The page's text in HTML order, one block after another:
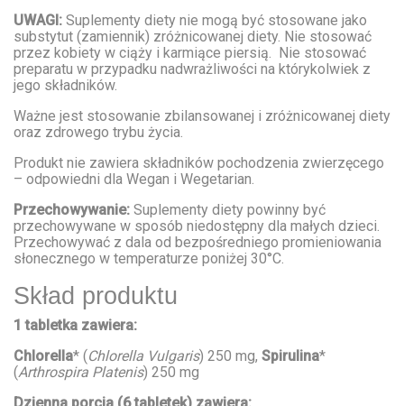
UWAGI: Suplementy diety nie mogą być stosowane jako
substytut (zamiennik) zróżnicowanej diety. Nie stosować
przez kobiety w ciąży i karmiące piersią. Nie stosować
preparatu w przypadku nadwrażliwości na którykolwiek z
jego składników.
Ważne jest stosowanie zbilansowanej i zróżnicowanej diety
oraz zdrowego trybu życia.
Produkt nie zawiera składników pochodzenia zwierzęcego
– odpowiedni dla Wegan i Wegetarian.
Przechowywanie: Suplementy diety powinny być
przechowywane w sposób niedostępny dla małych dzieci.
Przechowywać z dala od bezpośredniego promieniowania
słonecznego w temperaturze poniżej 30°C.
Skład produktu
1 tabletka zawiera:
Chlorella* (Chlorella Vulgaris) 250 mg, Spirulina*
(Arthrospira Platenis) 250 mg